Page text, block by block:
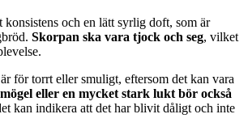
konsistens och en lätt syrlig doft, som är
Skorpan ska vara tjock och seg, vilket
för torrt eller smuligt, eftersom det kan vara
eller en mycket stark lukt bör också
kan indikera att det har blivit dåligt och inte